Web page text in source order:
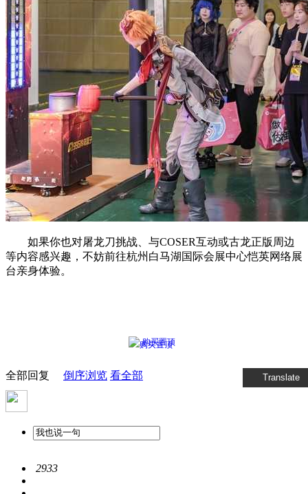
如果你也对屠龙刀挑战、与COSER互动或古龙正版周边
等内容感兴趣，不妨前往杭州白马湖国际会展中心恺英网络展
台亲身体验。
购买置顶
全部回复 倒序浏览 看全部
2933
Translate